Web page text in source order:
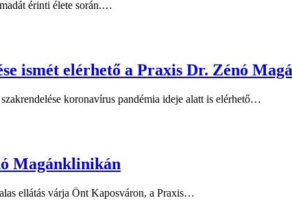
érinti élete során.…
ismét elérhető a Praxis Dr. Zénó
koronavírus pandémia ideje alatt is elérhető…
Magánklinikán
ellátás várja Önt Kaposváron, a Praxis…